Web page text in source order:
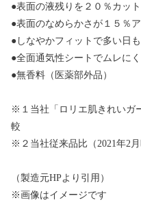
●表面の液残りを２０％カッ
●表面のなめらかさが１５
●しなやかフィットで多い日
●全面通気性シートでムレに
●無香料（医薬部外品）
※１当社「ロリエ肌きれいガ
較
※２当社従来品比（2021年2
（製造元HPより引用）
※画像はイメージです